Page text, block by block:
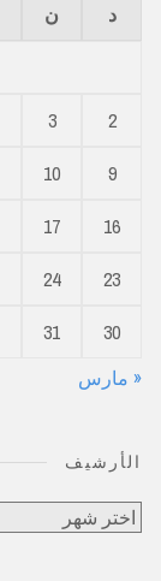
د ن
2
3
9
10
16
17
23
24
30
31
« مارس
الأرشيف
الأرشيف